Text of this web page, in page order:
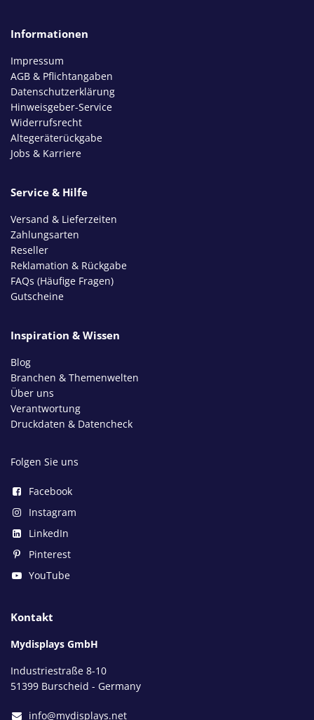
Informationen
Impressum
AGB & Pflichtangaben
Datenschutzerklärung
Hinweisgeber-Service
Widerrufsrecht
Altegeräterückgabe
Jobs & Karriere
Service & Hilfe
Versand & Lieferzeiten
Zahlungsarten
Reseller
Reklamation & Rückgabe
FAQs (Häufige Fragen)
Gutscheine
Inspiration & Wissen
Blog
Branchen & Themenwelten
Über uns
Verantwortung
Druckdaten & Datencheck
Folgen Sie uns
Facebook
Instagram
LinkedIn
Pinterest
YouTube
Kontakt
Mydisplays GmbH
Industriestraße 8-10
51399 Burscheid - Germany
info@mydisplays.net